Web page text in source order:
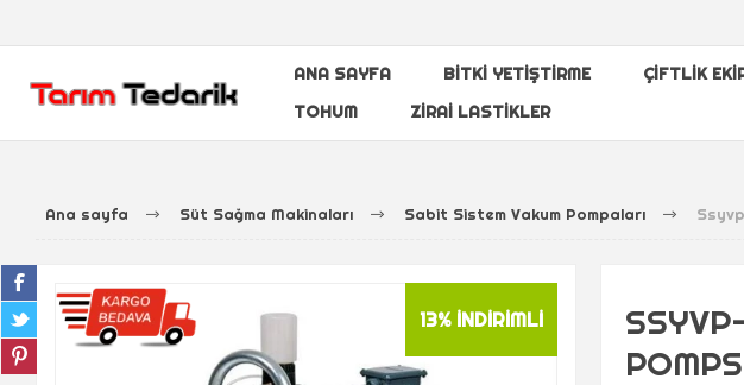
ANA SAYFA BITKI YETIŞTIRME ÇIFTLIK
TOHUM
ZIRAI LASTIKLER
Ana sayfa Süt Sağma Makinaları Sabit Sistem Vakum Pompaları
13% İNDIRIMLI